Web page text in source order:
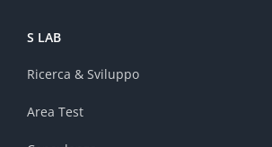
S LAB
Ricerca & Sviluppo
Area Test